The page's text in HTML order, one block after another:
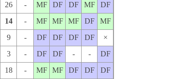
26 - MF DF DF MF
DF
14 - MF MF MF DF
MF
9 - DF DF DF DF
×
3 - DF DF - -
DF
18 - MF MF DF DF
DF